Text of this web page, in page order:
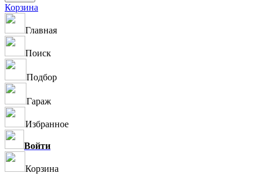
Корзина
Главная
Поиск
Подбор
Гараж
Избранное
Войти
Корзина